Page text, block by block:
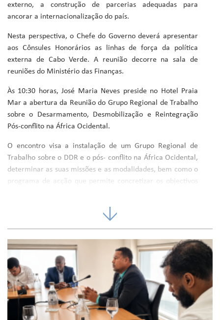
externo, a construção de parcerias adequadas para
ancorar a internacionalização do país.
Nesta perspectiva, o Chefe do Governo deverá apresentar
aos Cônsules Honorários as linhas de força da política
externa de Cabo Verde. A reunião decorre na sala de
reuniões do Ministério das Finanças.
Às 10:30 horas, José Maria Neves preside no Hotel Praia
Mar a abertura da Reunião do Grupo Regional de Trabalho
sobre o Desarmamento, Desmobilização e Reintegração
Pós-conflito na África Ocidental.
O encontro visa a instalação de um Grupo Regional de
Trabalho sobre o DDR e o pós- conflito na África Ocidental,
determinar as suas missões e as modalidades, bem como o
programa de acção que permite concretizar os objectivos
O primeiro dia será consagrado à elaboração do Plano de
nível económico, social e político nos vários países
abrangidos da região. No segundo dia de trabalhos, os
participantes definirão as estratégias, os programas e as
acções dos Estados e parceiros de desenvolvimento.
Participam do encontro vários países da África Ocidental,
para além de Cabo Verde, Senegal, Serra Leoa, Guiné